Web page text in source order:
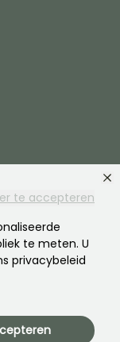
te accepteren
te meten. U
privacybeleid